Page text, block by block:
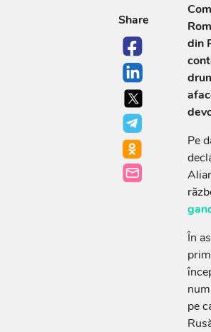
Share
din
Pe
În
pe